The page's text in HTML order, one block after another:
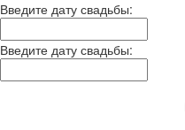
Введите дату свадьбы:
Введите дату свадьбы: